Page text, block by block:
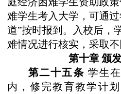
难学生考入大学，可通
道”按时报到。入校后，
难情况进行核实，采取不
第十章 颁
第二十五条 学生
内，修完教育教学计